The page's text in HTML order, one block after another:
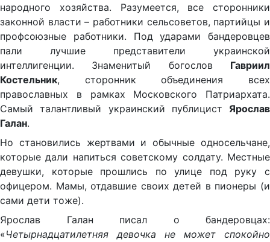
народного хозяйства. Разумеется, все сторонники
законной власти – работники сельсоветов, партийцы и
профсоюзные работники. Под ударами бандеровцев
пали лучшие представители украинской
интеллигенции. Знаменитый богослов Гавриил
Костельник, сторонник объединения всех
православных в рамках Московского Патриархата.
Самый талантливый украинский публицист Ярослав
Галан.
Но становились жертвами и обычные односельчане,
которые дали напиться советскому солдату. Местные
девушки, которые прошлись по улице под руку с
офицером. Мамы, отдавшие своих детей в пионеры (и
сами дети тоже).
Ярослав Галан писал о бандеровцах:
«Четырнадцатилетняя девочка не может спокойно